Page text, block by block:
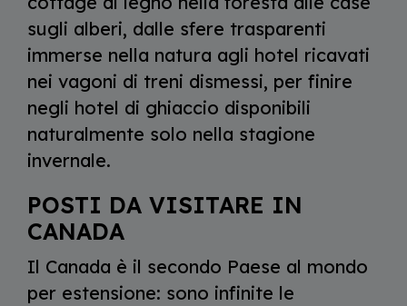
sugli alberi, dalle sfere trasparenti
immerse nella natura agli hotel ricavati
nei vagoni di treni dismessi, per finire
negli hotel di ghiaccio disponibili
naturalmente solo nella stagione
invernale.
POSTI DA VISITARE IN
CANADA
Il Canada è il secondo Paese al mondo
per estensione: sono infinite le